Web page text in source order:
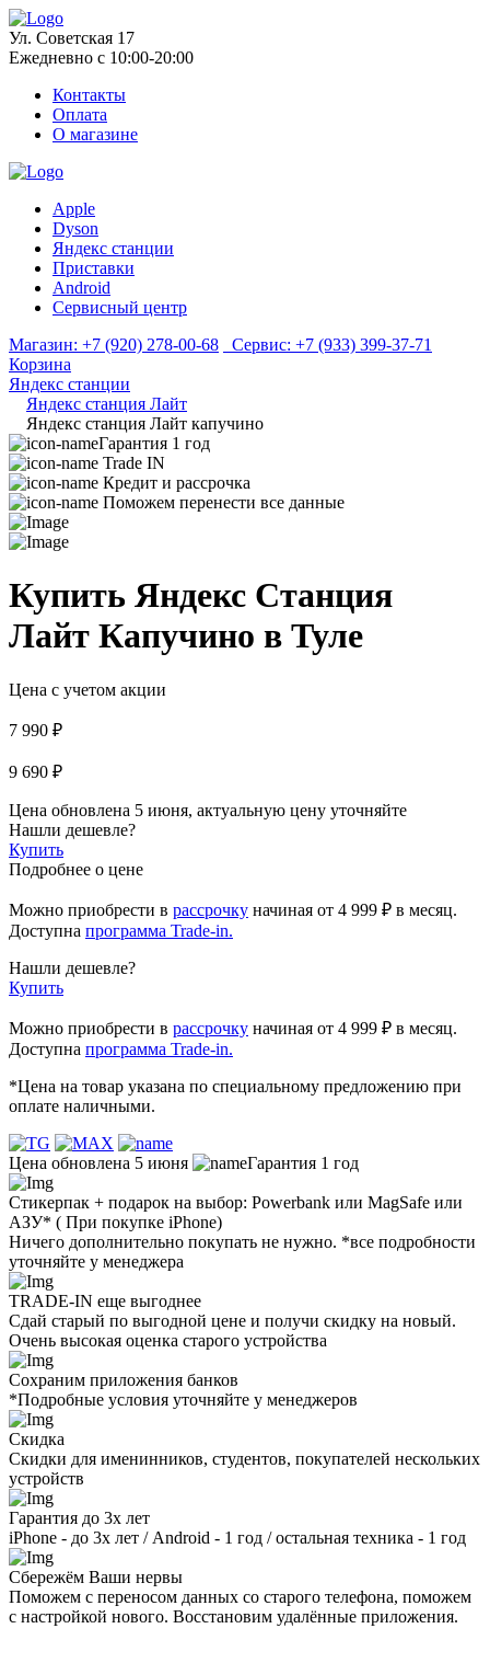
Ул. Советская 17
Ежедневно с 10:00-20:00
Контакты
Оплата
О магазине
Apple
Dyson
Яндекс станции
Приставки
Android
Сервисный центр
Магазин: +7 (920) 278-00-68 Сервис: +7 (933) 399-37-71
Корзина
Яндекс станции
Яндекс станция Лайт
Яндекс станция Лайт капучино
Гарантия 1 год
Trade IN
Кредит и рассрочка
Поможем перенести все данные
Купить Яндекс Станция
Лайт Капучино в Туле
Цена с учетом акции
7 990 ₽
9 690 ₽
Цена обновлена 5 июня, актуальную цену уточняйте
Нашли дешевле?
Купить
Подробнее о цене
Можно приобрести в рассрочку начиная от 4 999 ₽ в месяц.
Доступна программа Trade-in.
Нашли дешевле?
Купить
Можно приобрести в рассрочку начиная от 4 999 ₽ в месяц.
Доступна программа Trade-in.
*Цена на товар указана по специальному предложению при
оплате наличными.
Цена обновлена 5 июня Гарантия 1 год
Стикерпак + подарок на выбор: Powerbank или MagSafe или
AЗУ* ( При покупке iPhone)
Ничего дополнительно покупать не нужно. *все подробности
уточняйте у менеджера
TRADE-IN еще выгоднее
Сдай старый по выгодной цене и получи скидку на новый.
Очень высокая оценка старого устройства
Сохраним приложения банков
*Подробные условия уточняйте у менеджеров
Скидка
Скидки для именинников, студентов, покупателей нескольких
устройств
Гарантия до 3х лет
iPhone - до 3х лет / Android - 1 год / остальная техника - 1 год
Сбережём Ваши нервы
Поможем с переносом данных со старого телефона, поможем
с настройкой нового. Восстановим удалённые приложения.